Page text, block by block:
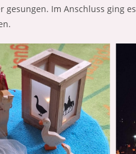
Im Anschluss ging